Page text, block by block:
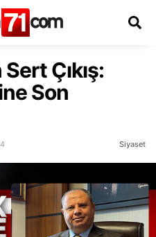
Çıkış:
Son
Siyaset